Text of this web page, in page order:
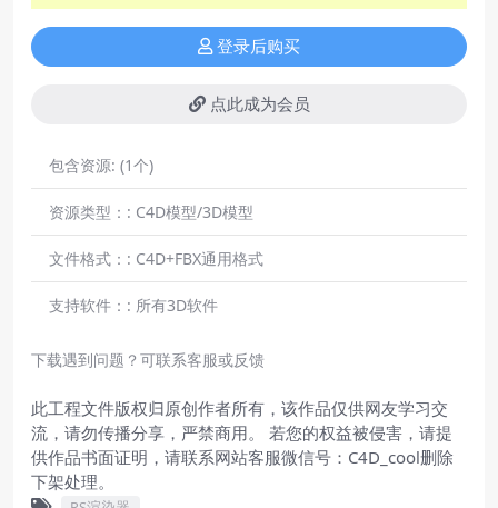
登录后购买
点此成为会员
包含资源: (1个)
资源类型：: C4D模型/3D模型
文件格式：: C4D+FBX通用格式
支持软件：: 所有3D软件
下载遇到问题？可联系客服或反馈
此工程文件版权归原创作者所有，该作品仅供网友学习交
流，请勿传播分享，严禁商用。 若您的权益被侵害，请提
供作品书面证明，请联系网站客服微信号：C4D_cool删除
下架处理。